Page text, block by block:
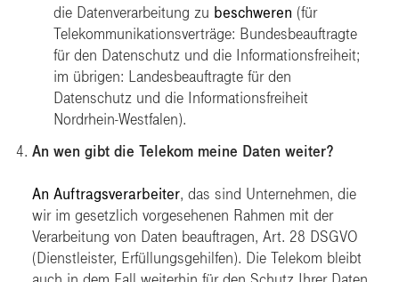
die Datenverarbeitung zu beschweren (für
Telekommunikationsverträge: Bundesbeauftragte
für den Datenschutz und die Informationsfreiheit;
im übrigen: Landesbeauftragte für den
Datenschutz und die Informationsfreiheit
Nordrhein-Westfalen).
An wen gibt die Telekom meine Daten weiter?
An Auftragsverarbeiter, das sind Unternehmen, die
wir im gesetzlich vorgesehenen Rahmen mit der
Verarbeitung von Daten beauftragen, Art. 28 DSGVO
(Dienstleister, Erfüllungsgehilfen). Die Telekom bleibt